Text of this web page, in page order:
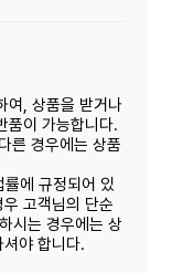
여, 상품을 받거나
품이 가능합니다.
른 경우에는 상품
에 규정되어 있
고객님의 단순
시는 경우에는 상
야 합니다.